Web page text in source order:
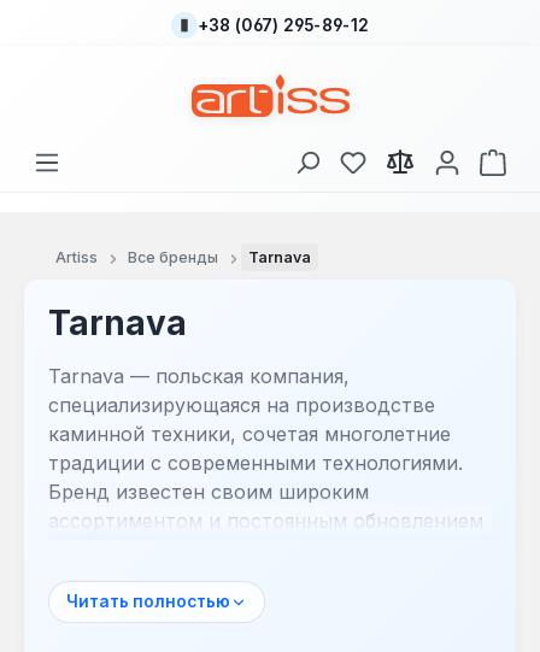
Перейти к основному содержанию
+38 (067) 295-89-12
У вас есть товары
В
Artiss Все бренды Tarnava
Tarnava
Tarnava — польская компания,
специализирующаяся на производстве
каминной техники, сочетая многолетние
традиции с современными технологиями.
Бренд известен своим широким
ассортиментом и постоянным обновлением
Основное направление деятельности
Tarnava — изготовление и разработка
Читать полностью